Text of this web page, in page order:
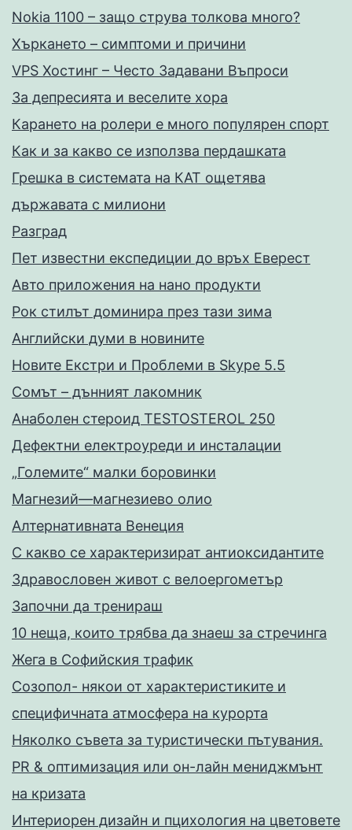
Nokia 1100 – защо струва толкова много?
Хъркането – симптоми и причини
VPS Хостинг – Често Задавани Въпроси
За депресията и веселите хора
Карането на ролери е много популярен спорт
Как и за какво се използва пердашката
Грешка в системата на КАТ ощетява
държавата с милиони
Разград
Пет известни експедиции до връх Еверест
Авто приложения на нано продукти
Рок стилът доминира през тази зима
Английски думи в новините
Новите Екстри и Проблеми в Skype 5.5
Сомът – дънният лакомник
Анаболен стероид TESTOSTEROL 250
Дефектни електроуреди и инсталации
„Големите“ малки боровинки
Магнезий—магнезиево олио
Алтернативната Венеция
С какво се характеризират антиоксидантите
Здравословен живот с велоергометър
Запoчни да тренираш
10 неща, които трябва да знаеш за стречинга
Жега в Софийския трафик
Созопол- някои от характеристиките и
специфичната атмосфера на курорта
Няколко съвета за туристически пътувания.
PR & оптимизация или он-лайн мениджмънт
на кризата
Интериорен дизайн и пцихология на цветовете